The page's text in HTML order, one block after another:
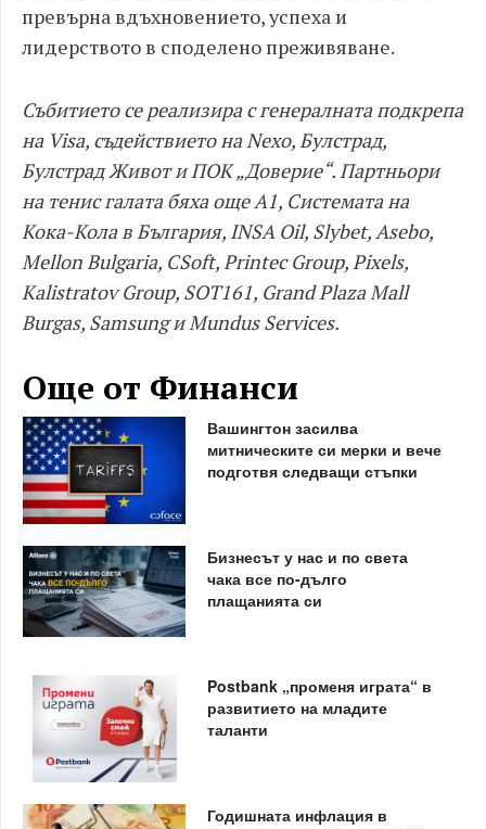
превърна вдъхновението, успеха и
лидерството в споделено преживяване.
Събитието се реализира с генералната подкрепа
на Visa, съдействието на Nexo, Булстрад,
Булстрад Живот и ПОК „Доверие“. Партньори
на тенис галата бяха още A1, Системата на
Кока-Кола в България, INSA Oil, Slybet, Asebo,
Mellon Bulgaria, CSoft, Printec Group, Pixels,
Kalistratov Group, SOT161, Grand Plaza Mall
Burgas, Samsung и Mundus Services.
Още от Финанси
Вашингтон засилва
митническите си мерки и вече
подготвя следващи стъпки
Бизнесът у нас и по света
чака все по-дълго
плащанията си
Postbank „променя играта“ в
развитието на младите
таланти
Годишната инфлация в